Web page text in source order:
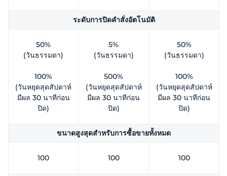
ระดับการปิดคำสั่งอัตโนมัติ
50%
(วันธรรมดา)
100%
(วันหยุดสุดสัปดาห์
มีผล 30 นาทีก่อน
ปิด)
5%
(วันธรรมดา)
500%
(วันหยุดสุดสัปดาห์
มีผล 30 นาทีก่อน
ปิด)
50%
(วันธรรมดา)
100%
(วันหยุดสุดสัปดาห์
มีผล 30 นาทีก่อน
ปิด)
ขนาดสูงสุดสำหรับการซื้อขายทั้งหมด
100 100 100